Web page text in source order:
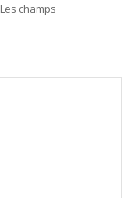
Les champs